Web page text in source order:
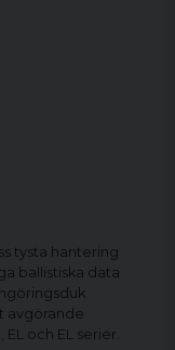
tysta hantering
ballistiska data
avgörande
och EL serier.